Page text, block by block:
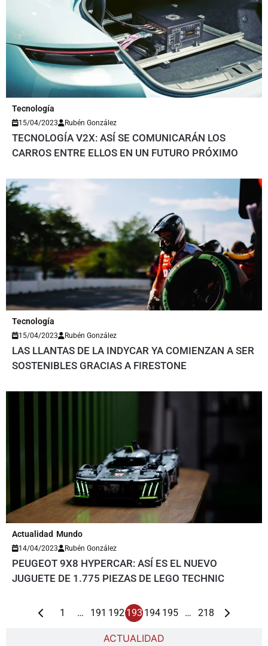
ACTUALIDAD
Tecnología
15/04/2023 Rubén González
TECNOLOGÍA V2X: ASÍ SE COMUNICARÁN LOS
CARROS ENTRE ELLOS EN UN FUTURO PRÓXIMO
Tecnología
15/04/2023 Rubén González
LAS LLANTAS DE LA INDYCAR YA COMIENZAN A SER
SOSTENIBLES GRACIAS A FIRESTONE
Actualidad Mundo
14/04/2023 Rubén González
PEUGEOT 9X8 HYPERCAR: ASÍ ES EL NUEVO
JUGUETE DE 1.775 PIEZAS DE LEGO TECHNIC
1 … 191 192193 194 195 … 218